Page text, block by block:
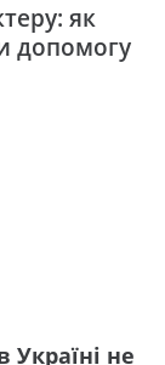
як
допомогу
Україні не